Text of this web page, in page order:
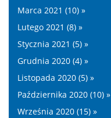
Marca 2021 (10) »
Lutego 2021 (8) »
Stycznia 2021 (5) »
Grudnia 2020 (4) »
Listopada 2020 (5) »
Października 2020 (10) »
Września 2020 (15) »